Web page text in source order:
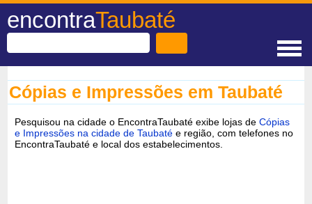
encontraTaubaté
Cópias e Impressões em Taubaté
Pesquisou na cidade o EncontraTaubaté exibe lojas deCópias
e Impressões na cidade de Taubaté e região, com telefones no
EncontraTaubaté e local dos estabelecimentos.